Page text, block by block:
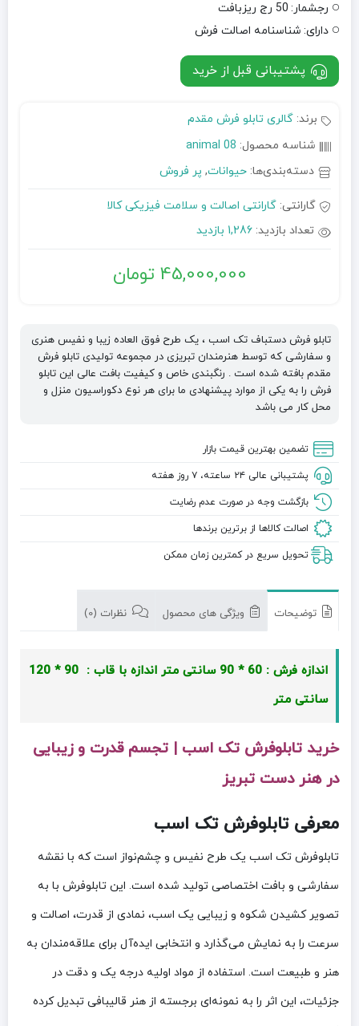
رجشمار: 50 رج ریزبافت
دارای: شناسنامه اصالت فرش
پشتیبانی قبل از خرید
برند: گالری تابلو فرش مقدم
شناسه محصول: animal 08
دسته‌بندی‌ها: حیوانات, پر فروش
گارانتی: گارانتی اصالت و سلامت فیزیکی کالا
تعداد بازدید: 1,286 بازدید
45,000,000 تومان
تابلو فرش دستباف تک اسب ، یک طرح فوق العاده زیبا و نفیس هنری
و سفارشی که توسط هنرمندان تبریزی در مجموعه تولیدی تابلو فرش
مقدم بافته شده است . رنگبندی خاص و کیفیت بافت عالی این تابلو
فرش را به یکی از موارد پیشنهادی ما برای هر نوع دکوراسیون منزل و
محل کار می باشد
تضمین بهترین قیمت بازار
پشتیبانی عالی ۲۴ ساعته، ۷ روز هفته
بازگشت وجه در صورت عدم رضایت
اصالت کالاها از برترین برندها
تحویل سریع در کمترین زمان ممکن
توضیحات ویژگی های محصول نظرات (0)
اندازه فرش : 60 * 90 سانتی متر
اندازه با قاب : 90 * 120
سانتی متر
خرید تابلوفرش تک اسب | تجسم قدرت و زیبایی
در هنر دست تبریز
معرفی تابلوفرش تک اسب
تابلوفرش تک اسب یک طرح نفیس و چشم‌نواز است که با نقشه
سفارشی و بافت اختصاصی تولید شده است. این تابلوفرش با به
تصویر کشیدن شکوه و زیبایی یک اسب، نمادی از قدرت، اصالت و
سرعت را به نمایش می‌گذارد و انتخابی ایده‌آل برای علاقه‌مندان به
هنر و طبیعت است. استفاده از مواد اولیه درجه یک و دقت در
جزئیات، این اثر را به نمونه‌ای برجسته از هنر قالیبافی تبدیل کرده